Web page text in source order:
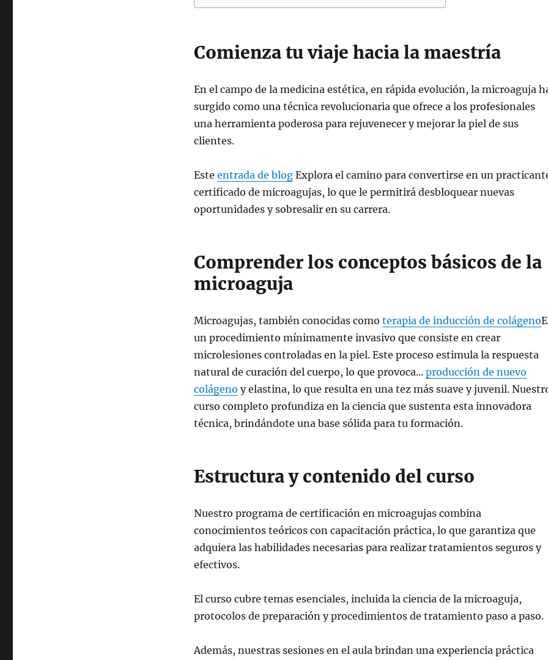
Comienza tu viaje hacia la maestría
En el campo de la medicina estética, en rápida evolución, la microaguja
surgido como una técnica revolucionaria que ofrece a los profesionales
una herramienta poderosa para rejuvenecer y mejorar la piel de sus
clientes.
Este entrada de blogExplora el camino para convertirse en un
certificado de microagujas, lo que le permitirá desbloquear nuevas
oportunidades y sobresalir en su carrera.
Comprender los conceptos básicos de la
microaguja
Microagujas, también conocidas como terapia de inducción de colágeno
un procedimiento mínimamente invasivo que consiste en crear
microlesiones controladas en la piel. Este proceso estimula la respuesta
natural de curación del cuerpo, lo que provoca... producción de nuevo
colágeno y elastina, lo que resulta en una tez más suave y juvenil.
curso completo profundiza en la ciencia que sustenta esta innovadora
técnica, brindándote una base sólida para tu formación.
Estructura y contenido del curso
Nuestro programa de certificación en microagujas combina
conocimientos teóricos con capacitación práctica, lo que garantiza que
adquiera las habilidades necesarias para realizar tratamientos seguros y
efectivos.
El curso cubre temas esenciales, incluida la ciencia de la microaguja,
protocolos de preparación y procedimientos de tratamiento paso a paso.
Además, nuestras sesiones en el aula brindan una experiencia práctica